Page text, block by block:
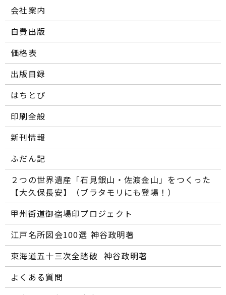
会社案内
自費出版
価格表
出版目録
はちとぴ
印刷全般
新刊情報
ふだん記
２つの世界遺産「石見銀山・佐渡金山」をつくった
【大久保長安】（ブラタモリにも登場！）
甲州街道御宿場印プロジェクト
江戸名所図会100選―― 神谷政明著
東海道五十三次全踏破 ―― 神谷政明著
よくある質問